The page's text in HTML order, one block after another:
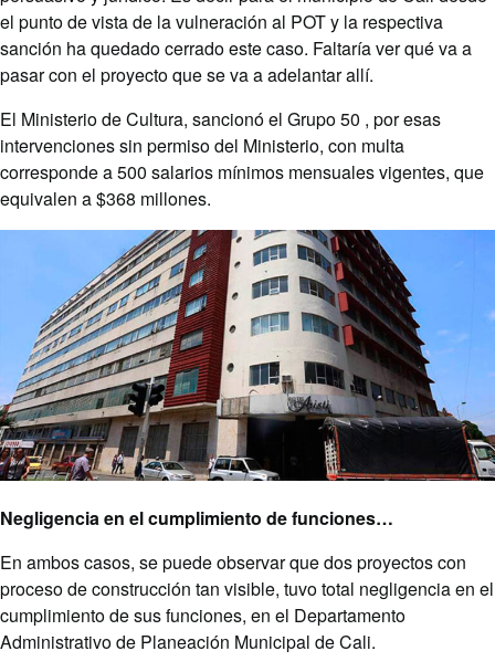
el punto de vista de la vulneración al POT y la respectiva
sanción ha quedado cerrado este caso. Faltaría ver qué va a
pasar con el proyecto que se va a adelantar allí.
El Ministerio de Cultura, sancionó el Grupo 50 , por esas
intervenciones sin permiso del Ministerio, con multa
corresponde a 500 salarios mínimos mensuales vigentes, que
equivalen a $368 millones.
Negligencia en el cumplimiento de funciones…
En ambos casos, se puede observar que dos proyectos con
proceso de construcción tan visible, tuvo total negligencia en el
cumplimiento de sus funciones, en el Departamento
Administrativo de Planeación Municipal de Cali.